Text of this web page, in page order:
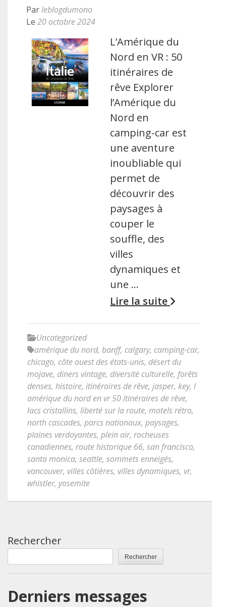
Parleblogdumono
Le 20 octobre 2024
L’Amérique du
Nord en VR : 50
itinéraires de
rêve Explorer
l’Amérique du
Nord en
camping-car est
une aventure
inoubliable qui
permet de
découvrir des
paysages à
couper le
souffle, des
villes
dynamiques et
une …
Lire la suite
Uncategorized
amérique du nord, banff, calgary, camping-car,
chicago, côte ouest des états-unis, désert du
mojave, diners vintage, diversité culturelle, forêts
denses, histoire, itinéraires de rêve, jasper, key, l
amérique du nord en vr 50 itinéraires de rêve,
lacs cristallins, liberté sur la route, motels rétro,
north cascades, parcs nationaux, paysages,
plaines verdoyantes, plein air, rocheuses
canadiennes, route historique 66, san francisco,
santa monica, seattle, sommets enneigés,
vancouver, villes côtières, villes dynamiques, vr,
whistler, yosemite
Rechercher
Rechercher
Derniers messages